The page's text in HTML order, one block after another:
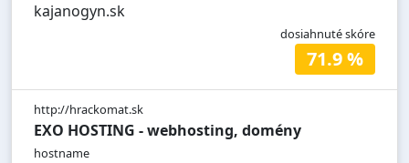
kajanogyn.sk
dosiahnuté skóre
71.9 %
http://hrackomat.sk
EXO HOSTING - webhosting, domény
hostname